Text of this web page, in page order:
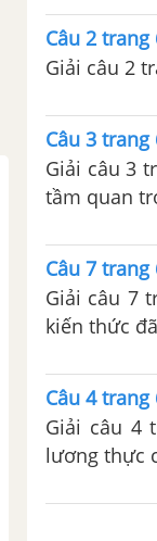
Câu 2 trang
Giải câu 2
Câu 3 trang
Giải câu 3
tầm quan
Câu 7 trang
Giải câu 7
kiến thức
Câu 4 trang
Giải câu 4
lương thực